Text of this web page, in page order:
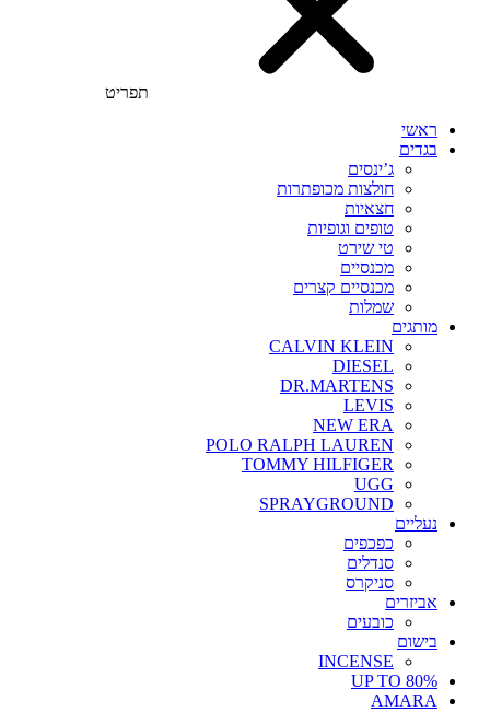
תפריט
ראשי
בגדים
ג’ינסים
חולצות מכופתרות
חצאיות
טופים וגופיות
טי שירט
מכנסיים
מכנסיים קצרים
שמלות
מותגים
CALVIN KLEIN
DIESEL
DR.MARTENS
LEVIS
NEW ERA
POLO RALPH LAUREN
TOMMY HILFIGER
UGG
SPRAYGROUND
נעליים
כפכפים
סנדלים
סניקרס
אביזרים
כובעים
בישום
INCENSE
UP TO 80%
AMARA